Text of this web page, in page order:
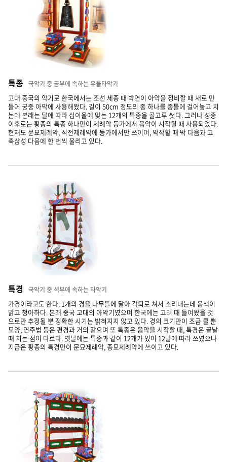
특종 국악기 중 금부에 속하는 유율타악기
고대 중국의 악기로 한국에서는 조선 세종 때 박연이 아악을 정비할 때 새로 만
들어 궁중 아악에 사용해왔다. 길이 50cm 정도의 종 하나를 종틀에 걸어놓고 치
는데 본래는 달에 따라 십이율에 맞는 12개의 특종을 골고루 썻다. 그러나 성종
이후로는 황종의 특종 하나만이 제례악 등가에서 음악이 시작될 때 사용되었다.
현재도 문묘제례악, 석전제례악에 등가에서만 쓰이며, 악작할 때 박 다음과 고
축삼성 다음에 한 번씩 울리고 있다.
특경 국악기 중 석부에 속하는 타악기
가경이라고도 한다. 1개의 경을 나무틀에 달아 각퇴로 쳐서 소리내는데 음색이
맑고 청아하다. 본래 중국 고대의 아악기였으며 한국에는 고려 때 들여왔을 것
으로만 추정될 뿐 정확한 시기는 밝혀지지 않고 있다. 경의 크기만이 조금 클 뿐
모양, 연주법 등은 편경과 거의 같으며 또 특종은 음악을 시작할 때, 특경은 끝날
때 치는 점이 다르다. 옛날에는 특종과 같이 12개가 있어 12달에 따라 쓰였으나
지금은 황종의 특경만이 문묘제례악, 종묘제례악에 쓰이고 있다.